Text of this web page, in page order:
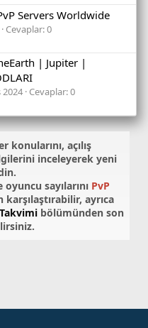
Servers Worldwide
Cevaplar: 0
| Jupiter |
2024 Cevaplar: 0
konularını, açılış
inceleyerek yeni
sayılarını PvP
karşılaştırabilir, ayrıca
bölümünden son